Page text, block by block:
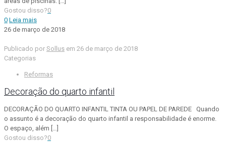
Gostou disso?0
0 Leia mais
26 de março de 2018
Publicado por Sollus em 26 de março de 2018
Categorias
Reformas
Decoração do quarto infantil
DECORAÇÃO DO QUARTO INFANTIL TINTA OU PAPEL DE PAREDE Quando
o assunto é a decoração do quarto infantil a responsabilidade é enorme.
O espaço, além
Gostou disso?0